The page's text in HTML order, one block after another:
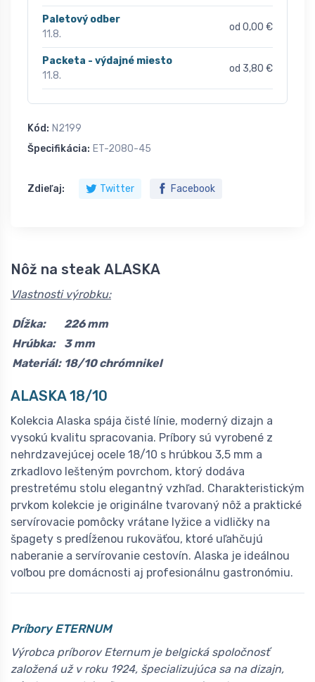
Paletový odber
11.8.
od 0,00 €
Packeta - výdajné miesto
11.8.
od 3,80 €
Kód: N2199
Špecifikácia: ET-2080-45
Zdieľaj: Twitter Facebook
Nôž na steak ALASKA
Vlastnosti výrobku:
Dĺžka:
226 mm
Hrúbka:
3 mm
Materiál: 18/10 chrómnikel
ALASKA 18/10
Kolekcia Alaska spája čisté línie, moderný dizajn a
vysokú kvalitu spracovania. Príbory sú vyrobené z
nehrdzavejúcej ocele 18/10 s hrúbkou 3,5 mm a
zrkadlovo lešteným povrchom, ktorý dodáva
prestretému stolu elegantný vzhľad. Charakteristickým
prvkom kolekcie je originálne tvarovaný nôž a praktické
servírovacie pomôcky vrátane lyžice a vidličky na
špagety s predĺženou rukoväťou, ktoré uľahčujú
naberanie a servírovanie cestovín. Alaska je ideálnou
voľbou pre domácnosti aj profesionálnu gastronómiu.
Príbory ETERNUM
Výrobca príborov Eternum je belgická spoločnosť
založená už v roku 1924, špecializujúca sa na dizajn,